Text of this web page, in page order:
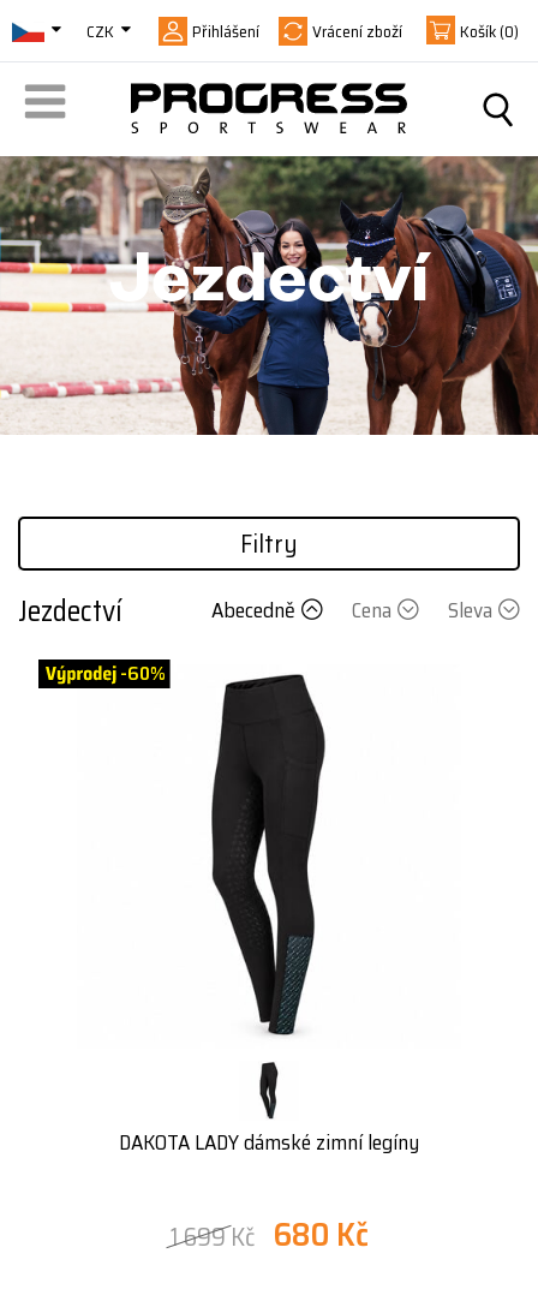
CZK Přihlášení Vrácení zboží Košík(0)
Jezdectví
Filtry
Jezdectví Abecedně Cena Sleva
-60%
DAKOTA LADY dámské zimní legíny
1 699 Kč 680 Kč